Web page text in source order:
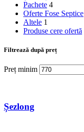
Pachete 4
Oferte Fose Septice
Altele 1
Produse cere ofertă
Filtrează după preț
Preț minim
Șezlong